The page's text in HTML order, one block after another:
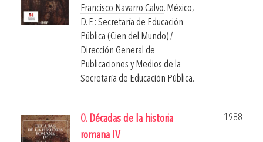
Francisco Navarro Calvo. México,
D. F.: Secretaría de Educación
Pública (Cien del Mundo) /
Dirección General de
Publicaciones y Medios de la
Secretaría de Educación Pública.
0. Décadas de la historia
romana IV
1988